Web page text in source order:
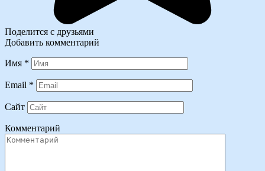
Поделится с друзьями
Добавить комментарий
Имя *
Email *
Сайт
Комментарий